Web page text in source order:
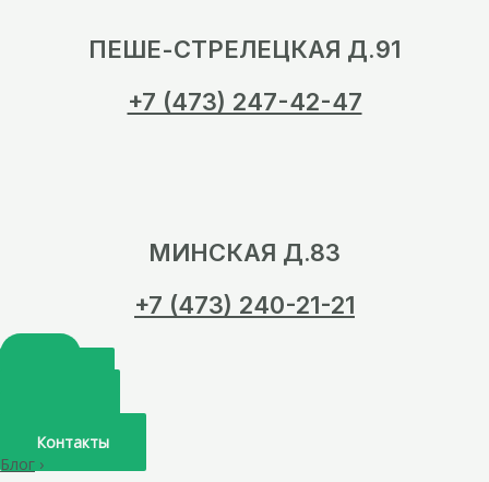
ПЕШЕ-СТРЕЛЕЦКАЯ Д.91
+7 (473) 247-42-47
МИНСКАЯ Д.83
+7 (473) 240-21-21
Контакты
Блог ›